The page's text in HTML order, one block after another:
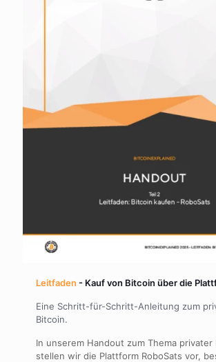
Leitfaden- Kauf von Bitcoin über die
Eine Schritt-für-Schritt-Anleitung zum
Bitcoin.
In unserem Handout zum Thema privater
stellen wir die Plattform RoboSats vor,